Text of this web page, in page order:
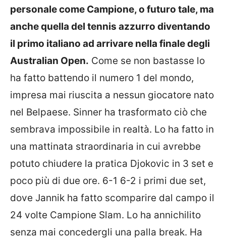
personale come Campione, o futuro tale, ma
anche quella del tennis azzurro diventando
il primo italiano ad arrivare nella finale degli
Australian Open. Come se non bastasse lo
ha fatto battendo il numero 1 del mondo,
impresa mai riuscita a nessun giocatore nato
nel Belpaese. Sinner ha trasformato ciò che
sembrava impossibile in realtà. Lo ha fatto in
una mattinata straordinaria in cui avrebbe
potuto chiudere la pratica Djokovic in 3 set e
poco più di due ore. 6-1 6-2 i primi due set,
dove Jannik ha fatto scomparire dal campo il
24 volte Campione Slam. Lo ha annichilito
senza mai concedergli una palla break. Ha